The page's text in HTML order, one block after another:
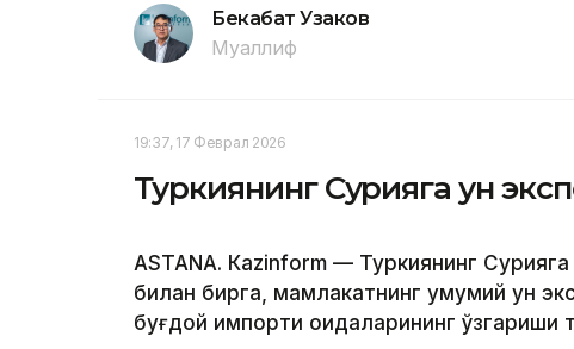
Бекабат Узаков
Муаллиф
19:37, 17 Феврал 2026
Туркиянинг Сурияга ун
ASTANА. Кazinform — Туркиянинг
билан бирга, мамлакатнинг умумий ун
буғдой импорти қоидаларининг ўзгариши